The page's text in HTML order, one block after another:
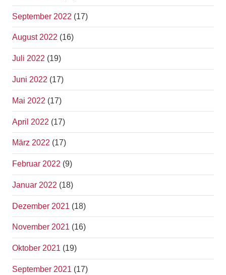
September 2022 (17)
August 2022 (16)
Juli 2022 (19)
Juni 2022 (17)
Mai 2022 (17)
April 2022 (17)
März 2022 (17)
Februar 2022 (9)
Januar 2022 (18)
Dezember 2021 (18)
November 2021 (16)
Oktober 2021 (19)
September 2021 (17)